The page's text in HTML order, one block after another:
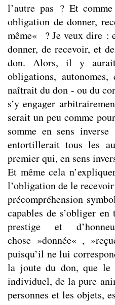
l’autre pas ? Et
obligation de donner,
même« ? Je veux dire :
donner, de recevoir, et
don. Alors, il y aurait
obligations,
naîtrait du don - ou du
s’y engager
serait un peu comme
somme en sens
entortillerait tous les
premier qui, en sens
Et même cela
l’obligation de le
précompréhension
capables de s’obliger
prestige et
chose »donnée« ,
puisqu’il ne lui
la joute du don, que le
individuel, de la pure
personnes et les objets,